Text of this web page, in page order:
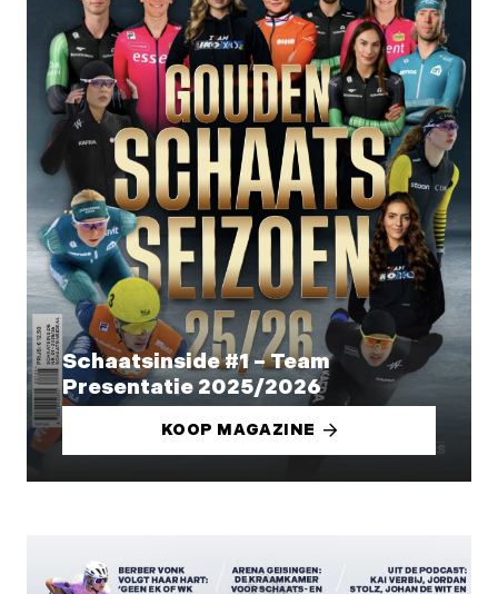
Schaatsinside #1 – Team
Presentatie 2025/2026
KOOP MAGAZINE